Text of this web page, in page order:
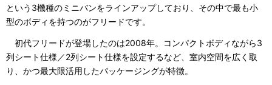
という3機種のミニバンをラインアップしており、その中で最も小
型のボディを持つのがフリードです。
初代フリードが登場したのは2008年。コンパクトボディながら3
列シート仕様／2列シート仕様を設定するなど、室内空間を広く取
り、かつ最大限活用したパッケージングが特徴。